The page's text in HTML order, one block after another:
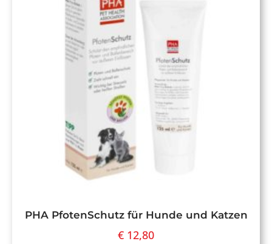
PHA PfotenSchutz für Hunde und Katzen
€ 12,80